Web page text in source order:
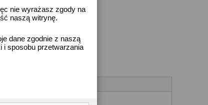
nie wyrażasz zgody na
naszą witrynę.
dane zgodnie z naszą
i sposobu przetwarzania